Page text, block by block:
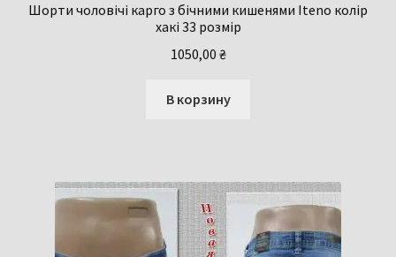
Шорти чоловічі карго з бічними кишенями Iteno колір
хакі 33 розмір
1050,00 ₴
В корзину